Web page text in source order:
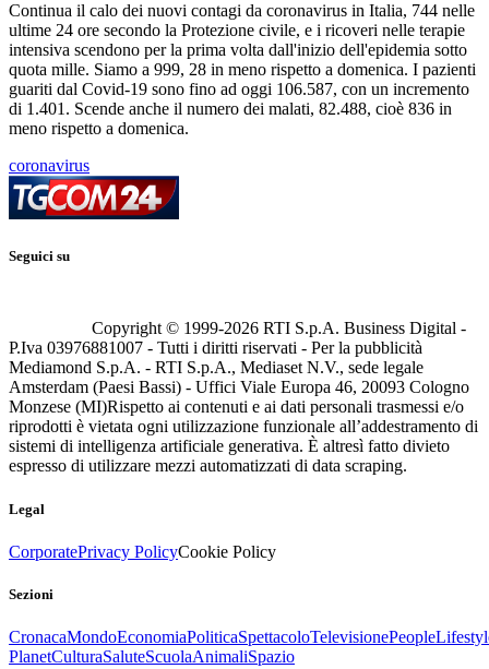
Continua il calo dei nuovi contagi da coronavirus in Italia, 744 nelle
ultime 24 ore secondo la Protezione civile, e i ricoveri nelle terapie
intensiva scendono per la prima volta dall'inizio dell'epidemia sotto
quota mille. Siamo a 999, 28 in meno rispetto a domenica. I pazienti
guariti dal Covid-19 sono fino ad oggi 106.587, con un incremento
di 1.401. Scende anche il numero dei malati, 82.488, cioè 836 in
meno rispetto a domenica.
coronavirus
Seguici su
Copyright © 1999-2026 RTI S.p.A. Business Digital -
P.Iva 03976881007 - Tutti i diritti riservati - Per la pubblicità
Mediamond S.p.A. - RTI S.p.A., Mediaset N.V., sede legale
Amsterdam (Paesi Bassi) - Uffici Viale Europa 46, 20093 Cologno
Monzese (MI)Rispetto ai contenuti e ai dati personali trasmessi e/o
riprodotti è vietata ogni utilizzazione funzionale all’addestramento di
sistemi di intelligenza artificiale generativa. È altresì fatto divieto
espresso di utilizzare mezzi automatizzati di data scraping.
Legal
CorporatePrivacy PolicyCookie Policy
Sezioni
CronacaMondoEconomiaPoliticaSpettacoloTelevisionePeople
PlanetCulturaSaluteScuolaAnimaliSpazio